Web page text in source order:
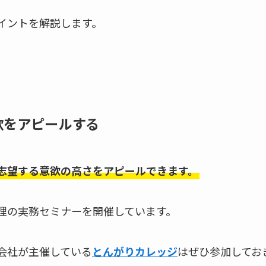
トを解説します。
アピールする
望する意欲の高さをアピールできます。
実務セミナーを開催しています。
社が主催している とんがりカレッジはぜひ参加してお